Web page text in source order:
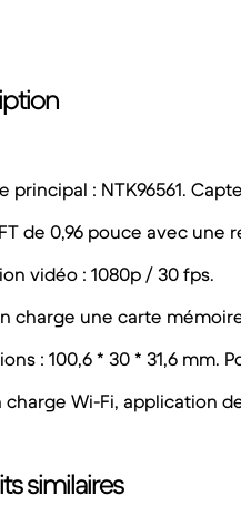
principal : NTK96561.
de 0,96 pouce avec une
vidéo : 1080p / 30 fps.
charge une carte
: 100,6 * 30 * 31,6 mm.
charge Wi-Fi, application
similaires